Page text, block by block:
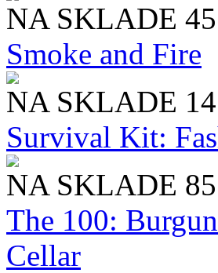
NA SKLADE
Smoke and Fire
NA SKLADE
Survival Kit:
NA SKLADE
The 100:
Cellar